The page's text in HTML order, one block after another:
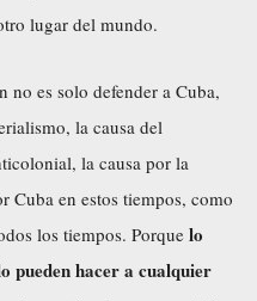
lugar del mundo.
no es solo defender a Cuba,
la causa del
la causa por la
Cuba en estos tiempos, como
los tiempos. Porque lo
pueden hacer a cualquier